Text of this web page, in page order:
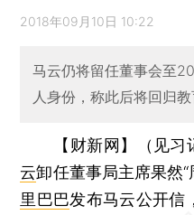
2018年09月10日 10:22
马云仍将留任董事会至
人身份，称此后将回归
【财新网】（见
云卸任董事局主席果然“
里巴巴发布马云公开信